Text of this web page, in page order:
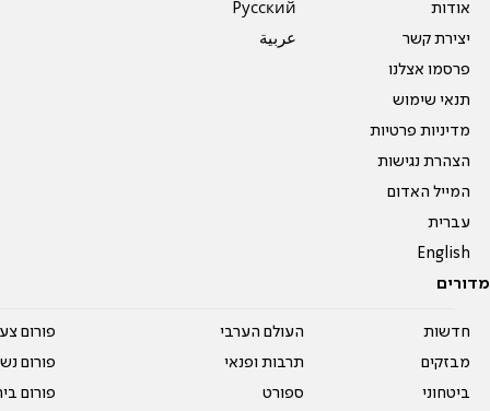
אודות
יצירת קשר
פרסמו אצלנו
תנאי שימוש
מדיניות פרטיות
הצהרת נגישות
המייל האדום
עברית
English
Pусский
عربية
מדורים
חדשות
מבזקים
ביטחוני
העולם הערבי
תרבות ופנאי
ספורט
פורום
פורום
פורום